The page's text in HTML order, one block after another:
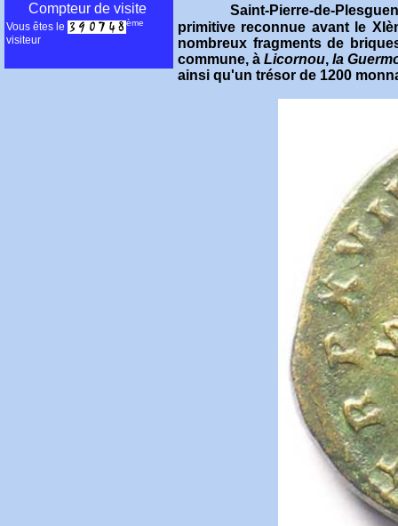
Compteur de visite
Vous êtes le ème
visiteur
Saint-Pierre-de-
primitive reconnue avant le
nombreux fragments de
commune, àLicornou,la
ainsi qu'un trésor de 1200